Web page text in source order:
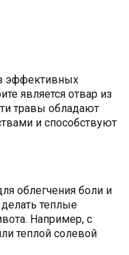
эффективных
является отвар из
травы обладают
и способствуют
облегчения боли и
теплые
Например, с
теплой солевой